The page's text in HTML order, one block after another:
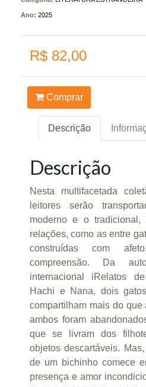
Ano: 2025
R$ 82,00
Comprar
Descrição
Descrição
Nesta multifacetada
leitores serão
moderno e o
relações, como as entre
construídas com
compreensão. Da
internacional iRelatos
Hachi e Nana, dois
compartilham mais do que
ambos foram
que se livram dos
objetos descartáveis.
de um bichinho comece
presença e amor